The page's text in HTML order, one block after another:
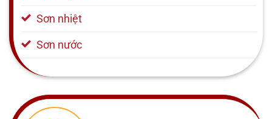
Sơn nhiệt
Sơn nước